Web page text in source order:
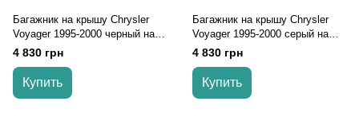
Багажник на крышу Chrysler
Voyager 1995-2000 черный на
рейлинги
4 830 грн
Купить
Багажник на крышу Chrysler
Voyager 1995-2000 серый на
рейлинги
4 830 грн
Купить